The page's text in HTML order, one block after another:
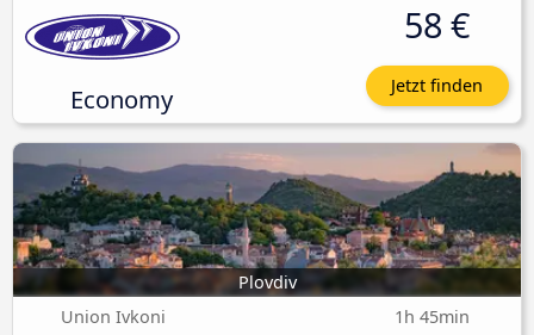
Economy
58 €
Jetzt finden
Plovdiv
Union Ivkoni
1h 45min